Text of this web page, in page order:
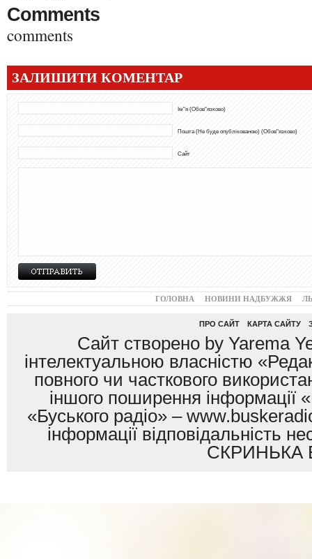
Comments
comments
ЗАЛИШИТИ КОМЕНТАР
Ім"я (Обов"язково)
Пошта (Не буде опублікованою) (Обов"язково)
Сайт
ГОЛОВНА НОВИНИ НАДБУЖЖЯ
ПРО САЙТ КАРТА САЙТУ
Сайт створено by Yarema
інтелектуальною власністю
повного чи часткового
іншого поширення інформації
«Буського радіо» –
інформації
СКРИНЬКА